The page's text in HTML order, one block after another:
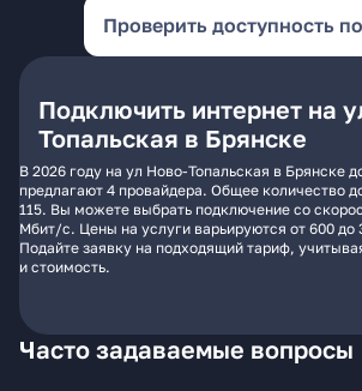
Проверить доступность
Подключить интернет на
Топальская в Брянске
В 2026 году на ул Ново-Топальская в Брянске
предлагают 4 провайдера. Общее количество
115. Вы можете выбрать подключение со
Мбит/с. Цены на услуги варьируются от 600 до
Подайте заявку на подходящий тариф,
и стоимость.
Часто задаваемые вопросы